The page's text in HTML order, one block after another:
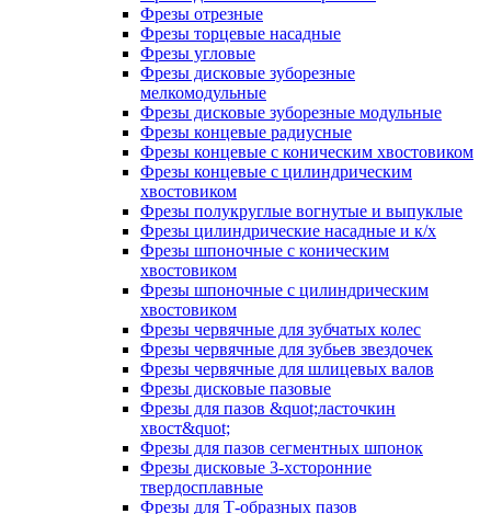
Фрезы отрезные
Фрезы торцевые насадные
Фрезы угловые
Фрезы дисковые зуборезные
мелкомодульные
Фрезы дисковые зуборезные модульные
Фрезы концевые радиусные
Фрезы концевые с коническим хвостовиком
Фрезы концевые с цилиндрическим
хвостовиком
Фрезы полукруглые вогнутые и выпуклые
Фрезы цилиндрические насадные и к/х
Фрезы шпоночные с коническим
хвостовиком
Фрезы шпоночные с цилиндрическим
хвостовиком
Фрезы червячные для зубчатых колес
Фрезы червячные для зубьев звездочек
Фрезы червячные для шлицевых валов
Фрезы дисковые пазовые
Фрезы для пазов &quot;ласточкин
хвост&quot;
Фрезы для пазов сегментных шпонок
Фрезы дисковые 3-хсторонние
твердосплавные
Фрезы для Т-образных пазов